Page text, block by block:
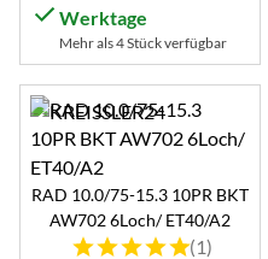
Werktage
Mehr als 4 Stück verfügbar
RAD 10.0/75-15.3 10PR BKT
AW702 6Loch/ ET40/A2
Bewertung: 5 von 5 (1
(1)